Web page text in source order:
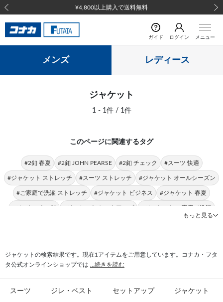
¥4,800以上購入で送料無料
前の画像
ガイド ログイン メニュー
メンズ レディース
ジャケット
1 - 1件 / 1件
このページに関連するタグ
#2釦 春夏 #2釦 JOHN PEARSE #2釦 チェック #スーツ 快適
#ジャケット ストレッチ #スーツ ストレッチ #ジャケット オールシーズン
#ご家庭で洗濯 ストレッチ #ジャケット ビジネス #ジャケット 春夏
#ジャケット 2釦 #ジャケット セットアップ #ジャケット ご家庭で洗濯
#ストレッチ セットアップ #ジャケット シンプル #快適 ジャケット
もっと見る
ジャケットの検索結果です。現在1アイテムをご用意しています。コナカ・フタ
タ公式オンラインショップでは
...続きを読む
スーツ ジレ・ベスト セットアップ ジャケット